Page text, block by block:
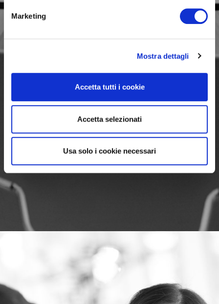
Marketing
Mostra dettagli
Accetta tutti i cookie
Accetta selezionati
Usa solo i cookie necessari